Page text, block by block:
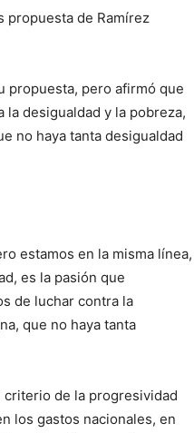
propuesta de Ramírez
propuesta, pero afirmó que
la desigualdad y la pobreza,
no haya tanta desigualdad
estamos en la misma línea,
es la pasión que
de luchar contra la
que no haya tanta
criterio de la progresividad
los gastos nacionales, en